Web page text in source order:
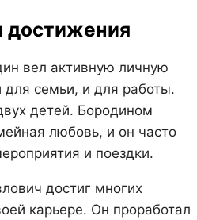
достижения
вел активную личную
семьи, и для работы.
детей. Бородином
любовь, и он часто
и поездки.
достиг многих
карьере. Он проработал